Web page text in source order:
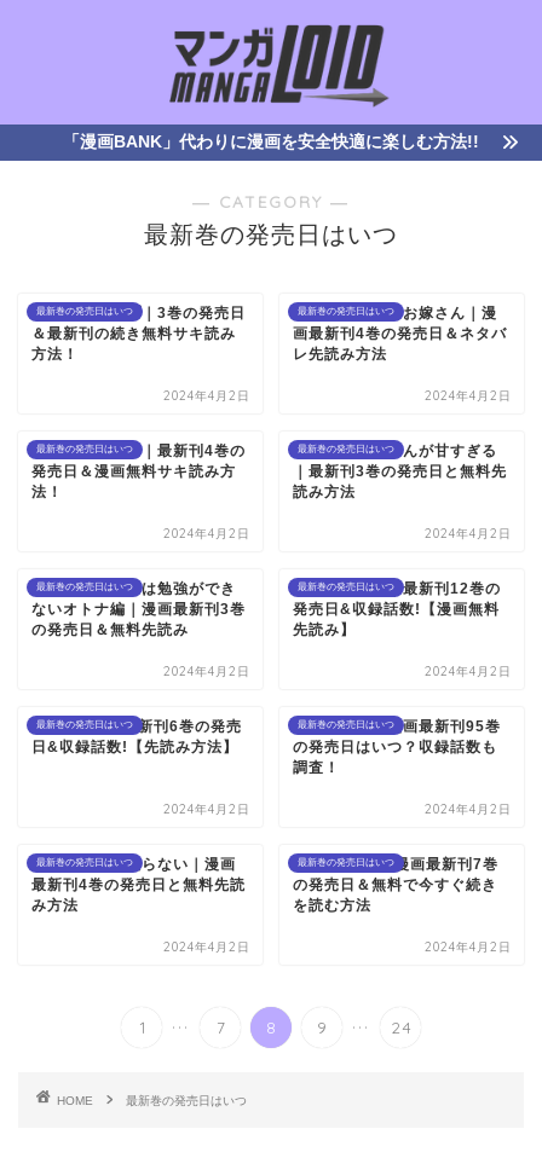
「漫画BANK」代わりに漫画を安全快適に楽しむ方法!!
― CATEGORY ―
最新巻の発売日はいつ
最新巻の発売日はいつ
アクロトリップ｜3巻の発売日
＆最新刊の続き無料サキ読み
方法！
2024年4月2日
最新巻の発売日はいつ
あつもりくんのお嫁さん｜漫
画最新刊4巻の発売日＆ネタバ
レ先読み方法
2024年4月2日
最新巻の発売日はいつ
ハツコイと太陽｜最新刊4巻の
発売日＆漫画無料サキ読み方
法！
2024年4月2日
最新巻の発売日はいつ
なのに、千輝くんが甘すぎる
｜最新刊3巻の発売日と無料先
読み方法
2024年4月2日
最新巻の発売日はいつ
淫らな青ちゃんは勉強ができ
ないオトナ編｜漫画最新刊3巻
の発売日＆無料先読み
2024年4月2日
最新巻の発売日はいつ
サタノファニ｜最新刊12巻の
発売日&収録話数!【漫画無料
先読み】
2024年4月2日
最新巻の発売日はいつ
NeuN｜漫画最新刊6巻の発売
日&収録話数!【先読み方法】
2024年4月2日
最新巻の発売日はいつ
ワンピース｜漫画最新刊95巻
の発売日はいつ？収録話数も
調査！
2024年4月2日
最新巻の発売日はいつ
夫のちんぽが入らない｜漫画
最新刊4巻の発売日と無料先読
み方法
2024年4月2日
最新巻の発売日はいつ
MFゴースト｜漫画最新刊7巻
の発売日＆無料で今すぐ続き
を読む方法
2024年4月2日
1 ... 7 8 9 ... 24
HOME 最新巻の発売日はいつ